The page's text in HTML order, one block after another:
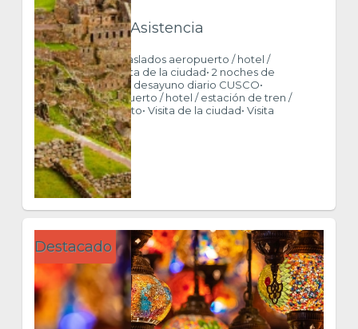
Htl + Exc + Asistencia
Incluye: LIMA• Traslados aeropuerto / hotel /
aeropuerto• Visita de la ciudad• 2 noches de
alojamiento con desayuno diario CUSCO•
Traslados aeropuerto / hotel / estación de tren /
hotel / aeropuerto• Visita de la ciudad• Visita
Parque Arq...
$ 922
VER MÁS
Destacado